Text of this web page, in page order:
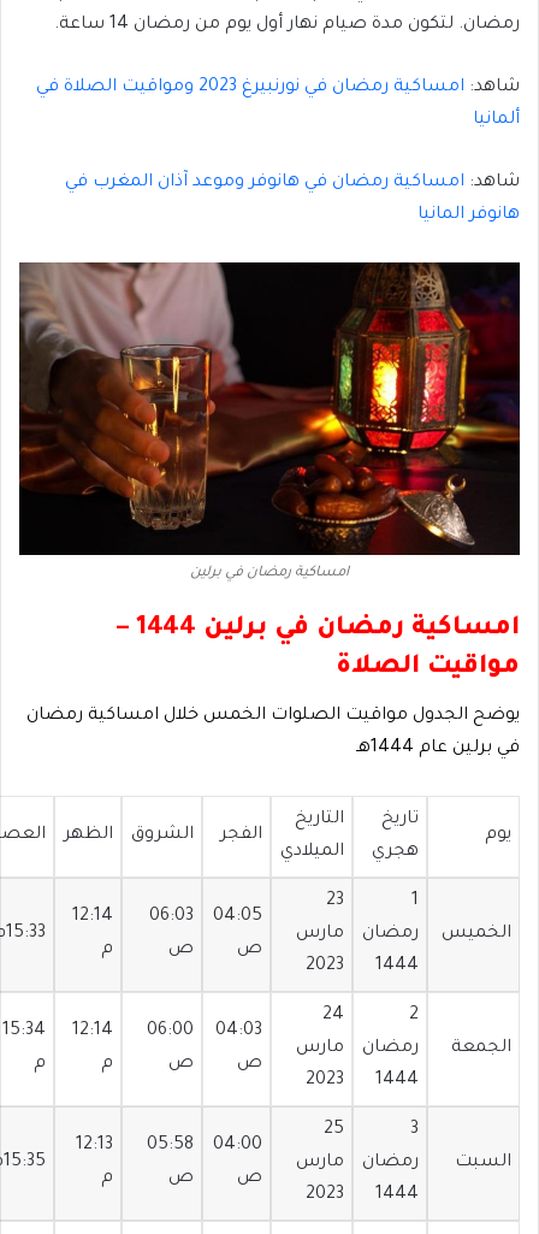
رمضان. لتكون مدة صيام نهار أول يوم من رمضان 14 ساعة.
شاهد:
امساكية رمضان في نورنبيرغ 2023 ومواقيت الصلاة في
ألمانيا
شاهد: امساكية رمضان في هانوفر وموعد آذان المغرب في
هانوفر المانيا
امساكية رمضان في برلين
امساكية رمضان في برلين 1444 –
مواقيت الصلاة
يوضح الجدول مواقيت الصلوات الخمس خلال امساكية رمضان
في برلين عام 1444هـ
يوم
تاريخ
هجري
التاريخ
الميلادي
الفجر الشروق الظهر
الخميس
1
رمضان
1444
23
مارس
2023
04:05
ص
06:03
ص
12:14
م
15:33م
الجمعة
2
رمضان
1444
24
مارس
2023
04:03
ص
06:00
ص
12:14
م
15:34
م
السبت
3
رمضان
1444
25
مارس
2023
04:00
ص
05:58
ص
12:13
م
15:35م